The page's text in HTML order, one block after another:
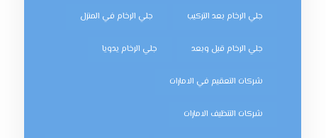
جلي الرخام بعد التركيب جلي الرخام في المنزل
جلي الرخام قبل وبعد جلي الرخام يدويا
شركات التعقيم في الامارات
شركات التنظيف الامارات